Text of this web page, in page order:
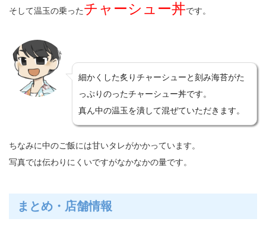
そして温玉の乗ったチャーシュー丼です。
細かくした炙りチャーシューと刻み海苔がた
っぷりのったチャーシュー丼です。
真ん中の温玉を潰して混ぜていただきます。
ちなみに中のご飯には甘いタレがかかっています。
写真では伝わりにくいですがなかなかの量です。
まとめ・店舗情報